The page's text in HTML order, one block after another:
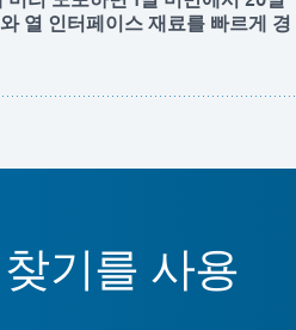
열 인터페이스 재료를 빠르게 경
기를 사용